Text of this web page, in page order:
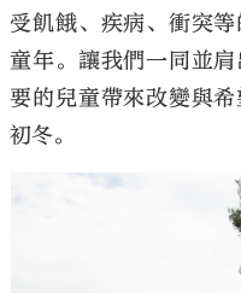
受飢餓、疾病、衝突
童年。讓我們一同並
要的兒童帶來改變與
初冬。